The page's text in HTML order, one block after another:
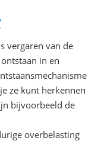
vergaren van de
in en
ze kunt herkennen
bijvoorbeeld de
overbelasting